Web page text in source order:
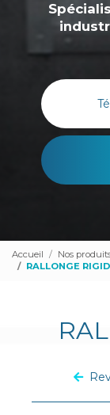
Accueil Nos
RALLONGE